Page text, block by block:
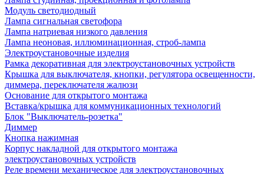
Модуль светодиодный
Лампа сигнальная светофора
Лампа натриевая низкого давления
Лампа неоновая, иллюминационная, строб-лампа
Электроустановочные изделия
Рамка декоративная для электроустановочных устройств
Крышка для выключателя, кнопки, регулятора освещенности,
диммера, переключателя жалюзи
Основание для открытого монтажа
Вставка/крышка для коммуникационных технологий
Блок "Выключатель-розетка"
Диммер
Кнопка нажимная
Корпус накладной для открытого монтажа
электроустановочных устройств
Реле времени механическое для электроустановочных